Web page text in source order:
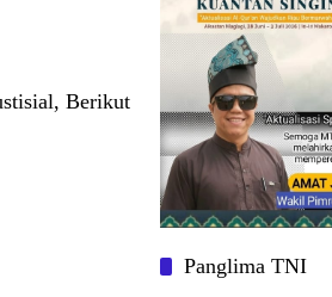
Berikut
Panglima TNI